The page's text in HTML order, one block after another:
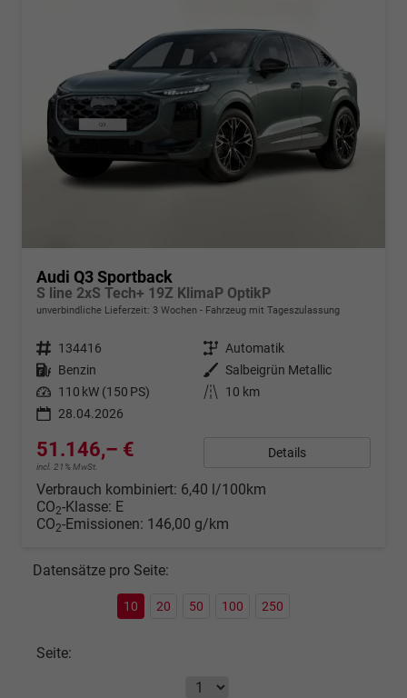
Audi Q3 Sportback
S line 2xS Tech+ 19Z KlimaP OptikP
unverbindliche Lieferzeit: 3 Wochen Fahrzeug mit Tageszulassung
Fahrzeugnr. 134416 Getriebe Automatik
Kraftstoff Benzin Außenfarbe Salbeigrün Metallic
Leistung 110 kW (150 PS) Kilometerstand
10 km
28.04.2026
51.146,– €
incl. 21% MwSt.
Details
Verbrauch kombiniert: 6,40 l/100km
CO2-Klasse: E
CO2-Emissionen: 146,00 g/km
Datensätze pro Seite:
10 20 50 100 250
Seite: